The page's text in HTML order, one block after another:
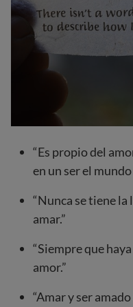
“Es propio del
en un ser el
“Nunca se tiene
amar.”
“Siempre que
amor.”
“Amar y ser